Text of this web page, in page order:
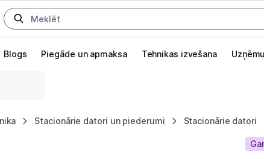
Uz galveno saturu
Blogs Piegāde un apmaksa Tehnikas izvešana
Stacionārie datori un piederumi Stacionārie datori